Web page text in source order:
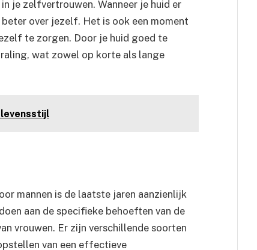
je zelfvertrouwen. Wanneer je huid er
over jezelf. Het is ook een moment
te zorgen. Door je huid goed te
wat zowel op korte als lange
levensstijl
mannen is de laatste jaren aanzienlijk
aan de specifieke behoeften van de
vrouwen. Er zijn verschillende soorten
van een effectieve